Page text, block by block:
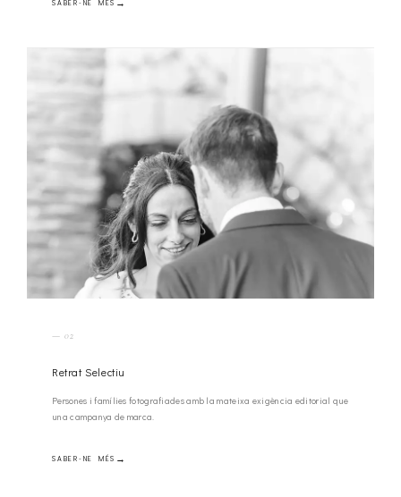
SABER-NE MÉS
— 02
Retrat Selectiu
Persones i famílies fotografiades amb la mateixa exigència editorial que
una campanya de marca.
SABER-NE MÉS